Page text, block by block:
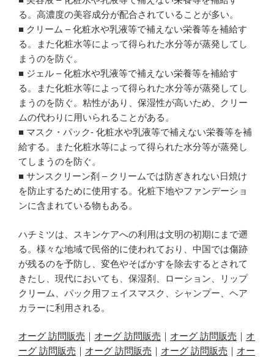
る。高濃度の美容成分が配合されていることが多い。
■ クリーム – 化粧水や乳液等で補えない栄養等を補給す
る。また化粧水等によって得られた水分等が蒸発してし
まうのを防ぐ。
■ ジェル – 化粧水や乳液等で補えない栄養等を補給す
る。また化粧水等によって得られた水分等が蒸発してし
まうのを防ぐ。粘性があり、保湿性が高いため、クリー
ムの代わりに用いられることがある。
■ マスク・パック- 化粧水や乳液等で補えない栄養等を補
給する。また化粧水等によって得られた水分等が蒸発し
てしまうのを防ぐ。
■ サンスクリーン剤 – クリームでは防ぎきれない日焼け
を防止するために使用する。化粧下地やファンデーショ
ンに含まれている物もある。
ハチミツは、スキンケアへの利用は文明の初期にまで遡
る。様々な地域で民俗的に使われており、中国では傷跡
が残るのを予防し、変色やそばかすを除去するとされて
きたし、現代においても、保湿剤、ローション、リップ
クリーム、パック用フェイスマスク、シャンプー、ヘア
カラーに利用される。
オーグ 訪問販売 ｜ オーグ 訪問販売 ｜ オーグ 訪問販売 ｜ オ
ーグ 訪問販売 ｜ オーグ 訪問販売 ｜ オーグ 訪問販売 ｜ オー